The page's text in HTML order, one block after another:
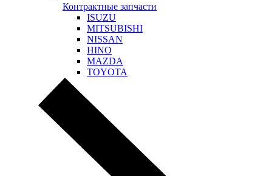
Контрактные запчасти
ISUZU
MITSUBISHI
NISSAN
HINO
MAZDA
TOYOTA